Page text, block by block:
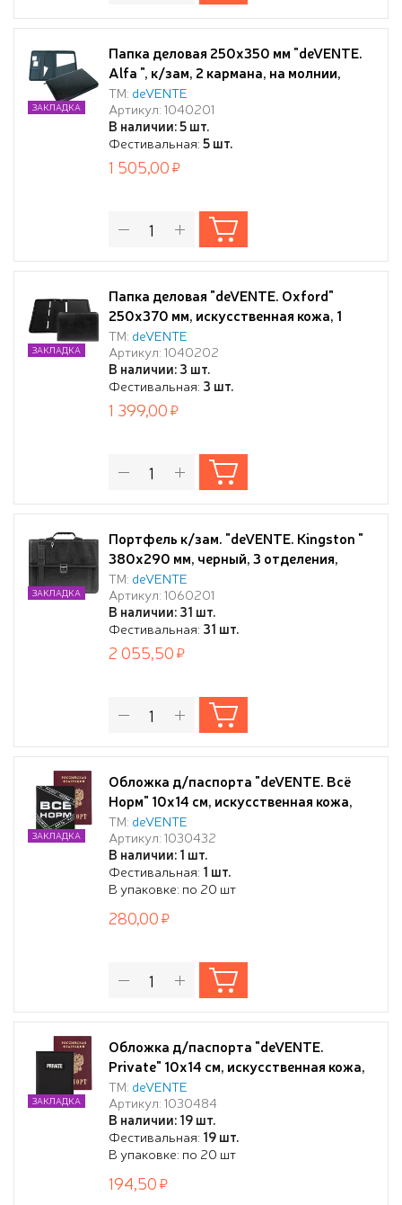
Папка деловая 250x350 мм "deVENTE.
Alfa ", к/зам, 2 кармана, на молнии,
черная
ТМ: deVENTE
Артикул: 1040201
В наличии: 5 шт.
Фестивальная:5 шт.
ЗАКЛАДКА
1 505,00
Папка деловая "deVENTE. Oxford"
250x370 мм, искусственная кожа, 1
объемный карман, 1 карман на молнии,
на молнии, черная
ТМ: deVENTE
Артикул: 1040202
В наличии: 3 шт.
Фестивальная: 3 шт.
ЗАКЛАДКА
1 399,00
Портфель к/зам. "deVENTE. Kingston "
380x290 мм, черный, 3 отделения,
ручка, наплечный ремень, мет замок
ТМ: deVENTE
Артикул: 1060201
В наличии: 31 шт.
Фестивальная: 31 шт.
ЗАКЛАДКА
2 055,50
Обложка д/паспорта "deVENTE. Всё
Норм" 10x14 см, искусственная кожа,
поролон, шелкография, отстрочка, 3
отделения для визиток, в пластиковом
пакете с европодвесом
ТМ: deVENTE
Артикул: 1030432
В наличии: 1 шт.
Фестивальная: 1 шт.
В упаковке: по 20 шт
ЗАКЛАДКА
280,00
Обложка д/паспорта "deVENTE.
Private" 10x14 см, искусственная кожа,
поролон, объемная аппликация rubber
patch, отстрочка, одно отделение для
визитки, в пластиковом пакете с
европодвесом
ТМ: deVENTE
Артикул: 1030484
В наличии: 19 шт.
Фестивальная: 19 шт.
В упаковке: по 20 шт
ЗАКЛАДКА
194,50